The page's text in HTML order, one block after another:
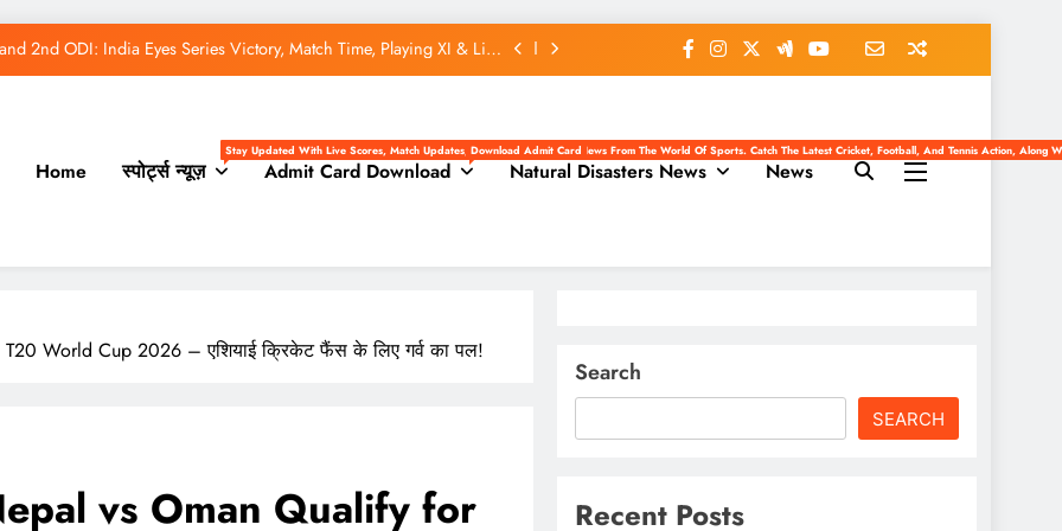
2nd ODI: India Eyes Series Victory, Match Time, Playing XI & Live
Streaming 2026: Big Update – जानें भारत में कब और कहां देखें मुकाबला
Streaming
Streaming 2026: Big Update – जानें भारत में कब और कहां देखें मुकाबला
Home स्पोर्ट्स न्यूज़
Stay Updated With Live Scores, Match Updates, And Exclusive Player News From The World Of Sports. Catch The Latest Cricket, Football, And Tennis Action, Along
Admit Card Download
Download Admit Card
Natural Disasters News News
World Cup 2026 – एशियाई क्रिकेट फैंस के लिए गर्व का पल!
vs Oman Qualify for
Search
SEARCH
Recent Posts